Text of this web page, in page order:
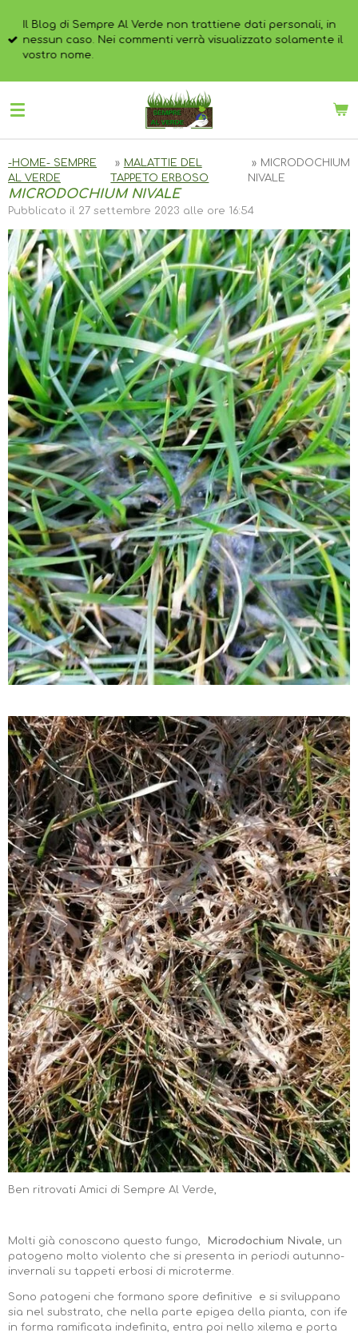
contenuto
principale
Il Blog di Sempre Al Verde non trattiene dati personali, in
nessun caso. Nei commenti verrà visualizzato solamente il
vostro nome.
-HOME- SEMPRE
AL VERDE
» MALATTIE DEL
TAPPETO ERBOSO
» MICRODOCHIUM
NIVALE
MICRODOCHIUM NIVALE
Pubblicato il 27 settembre 2023 alle ore 16:54
Ben ritrovati Amici di Sempre Al Verde,
Molti già conoscono questo fungo, Microdochium Nivale, un
patogeno molto violento che si presenta in periodi autunno-
invernali su tappeti erbosi di microterme.
Sono patogeni che formano spore definitive e si sviluppano
sia nel substrato, che nella parte epigea della pianta, con ife
in forma ramificata indefinita, entra poi nello xilema e porta